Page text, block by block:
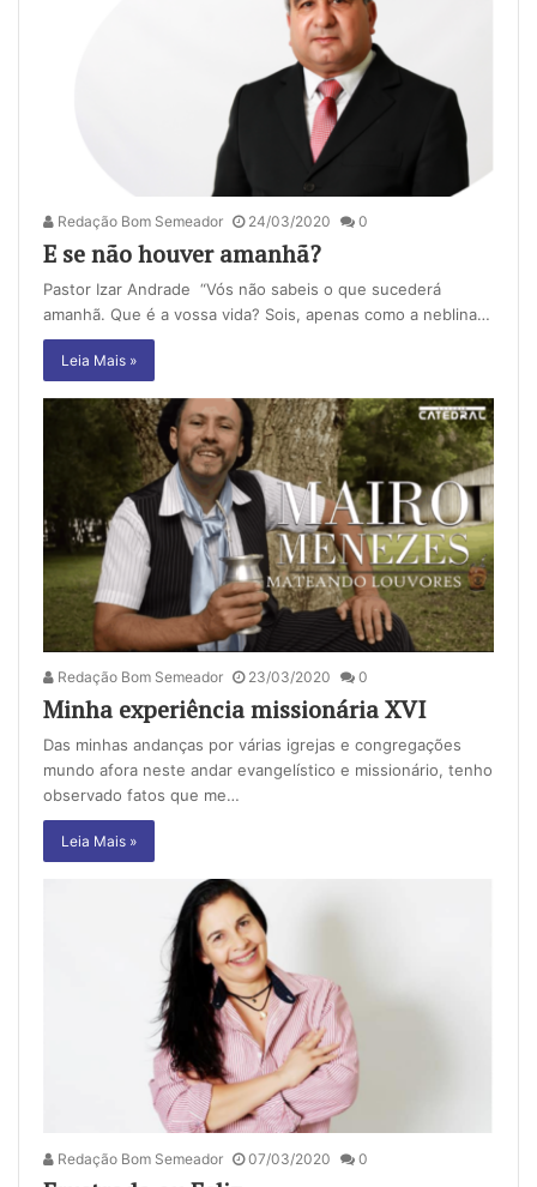
Redação Bom Semeador 24/03/2020 0
E se não houver amanhã?
Pastor Izar Andrade “Vós não sabeis o que sucederá
amanhã. Que é a vossa vida? Sois, apenas como a neblina…
Leia Mais »
Redação Bom Semeador 23/03/2020 0
Minha experiência missionária XVI
Das minhas andanças por várias igrejas e congregações
mundo afora neste andar evangelístico e missionário, tenho
observado fatos que me…
Leia Mais »
Redação Bom Semeador 07/03/2020 0